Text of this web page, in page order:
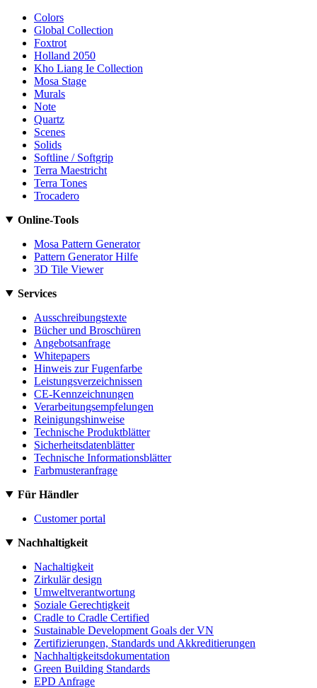
Colors
Global Collection
Foxtrot
Holland 2050
Kho Liang Ie Collection
Mosa Stage
Murals
Note
Quartz
Scenes
Solids
Softline / Softgrip
Terra Maestricht
Terra Tones
Trocadero
Online-Tools
Mosa Pattern Generator
Pattern Generator Hilfe
3D Tile Viewer
Services
Ausschreibungstexte
Bücher und Broschüren
Angebotsanfrage
Whitepapers
Hinweis zur Fugenfarbe
Leistungsverzeichnissen
CE-Kennzeichnungen
Verarbeitungsempfelungen
Reinigungshinweise
Technische Produktblätter
Sicherheitsdatenblätter
Technische Informationsblätter
Farbmusteranfrage
Für Händler
Customer portal
Nachhaltigkeit
Nachaltigkeit
Zirkulär design
Umweltverantwortung
Soziale Gerechtigkeit
Cradle to Cradle Certified
Sustainable Development Goals der VN
Zertifizierungen, Standards und Akkreditierungen
Nachhaltigkeitsdokumentation
Green Building Standards
EPD Anfrage